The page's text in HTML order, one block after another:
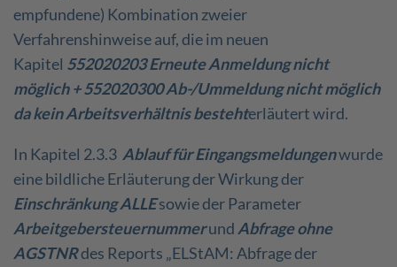
empfundene) Kombination zweier
Verfahrenshinweise auf, die im neuen
Kapitel 552020203 Erneute Anmeldung nicht
möglich + 552020300 Ab-/Ummeldung nicht möglich
da kein Arbeitsverhältnis bestehterläutert wird.
In Kapitel 2.3.3 Ablauf für Eingangsmeldungenwurde
eine bildliche Erläuterung der Wirkung der
Einschränkung ALLEsowie der Parameter
Arbeitgebersteuernummerund Abfrage ohne
AGSTNRdes Reports „ELStAM: Abfrage der